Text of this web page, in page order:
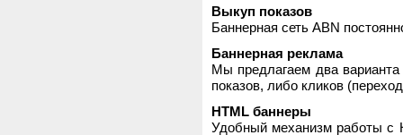
Выкуп показов
Баннерная сеть ABN
Баннерная реклама
Мы предлагаем два
показов, либо кликов
HTML баннеры
Удобный механизм работы с